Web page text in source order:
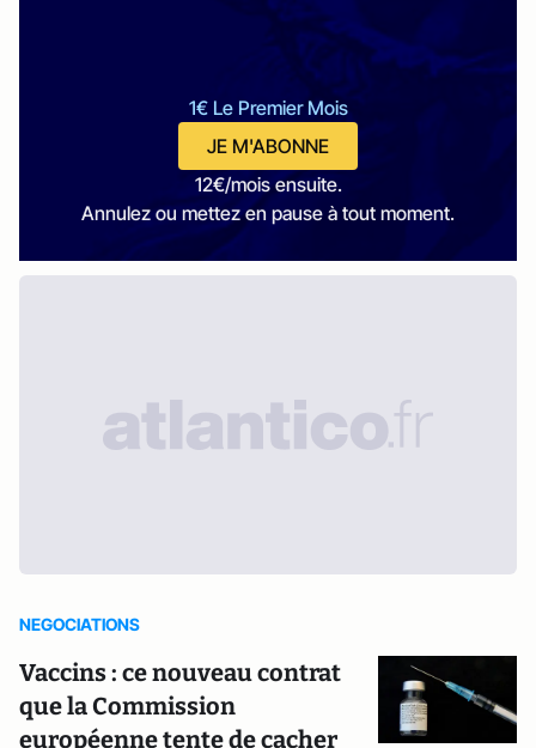
1€ Le Premier Mois
JE M'ABONNE
12€/mois ensuite.
Annulez ou mettez en pause à tout moment.
NEGOCIATIONS
Vaccins : ce nouveau contrat
que la Commission
européenne tente de cacher